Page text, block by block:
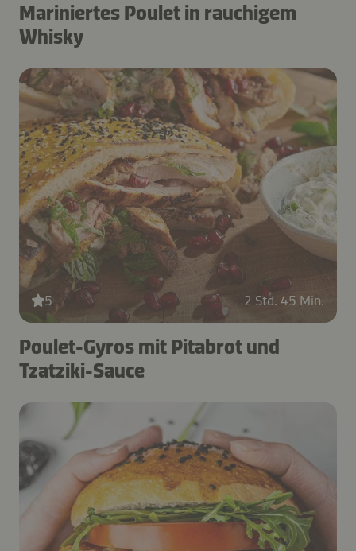
Mariniertes Poulet in rauchigem
Whisky
5 2 Std. 45 Min.
Poulet-Gyros mit Pitabrot und
Tzatziki-Sauce